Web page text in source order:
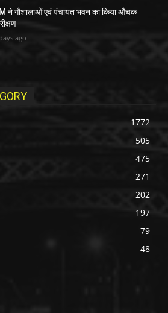
ने गौशालाओं एवं पंचायत भवन का किया औचक
ago
1772
505
475
271
202
197
79
48